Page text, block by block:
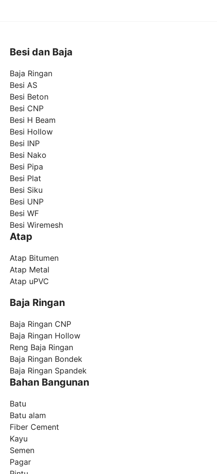
Besi dan Baja
Baja Ringan
Besi AS
Besi Beton
Besi CNP
Besi H Beam
Besi Hollow
Besi INP
Besi Nako
Besi Pipa
Besi Plat
Besi Siku
Besi UNP
Besi WF
Besi Wiremesh
Atap
Atap Bitumen
Atap Metal
Atap uPVC
Baja Ringan
Baja Ringan CNP
Baja Ringan Hollow
Reng Baja Ringan
Baja Ringan Bondek
Baja Ringan Spandek
Bahan Bangunan
Batu
Batu alam
Fiber Cement
Kayu
Semen
Pagar